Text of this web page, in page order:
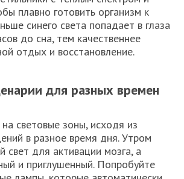
плавно готовить организм к
синего света попадает в глаза
до сна, тем качественнее
отдых и восстановление.
для разных времен
световые зоны, исходя из
в разное время дня. Утром
свет для активации мозга, а
и приглушенный. Попробуйте